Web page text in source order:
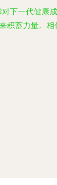
下一代健康
积蓄力量。相